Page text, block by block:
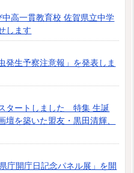
高一貫教育校 佐賀県立中学
します
発生予察注意報」を発表しま
タートしました 特集 生誕
を築いた盟友・黒田清輝、
庁開庁日記念パネル展」を開